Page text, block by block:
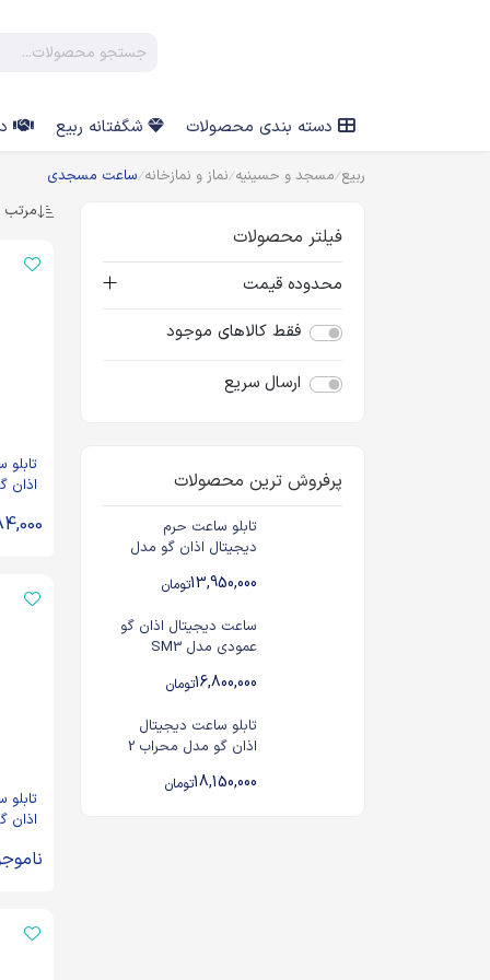
دسته بندی محصولات شگفتانه ربیع
ربیع مسجد و حسینیه نماز و نمازخانه ساعت مسجدی
فیلتر محصولات
محدوده قیمت
فقط کالاهای موجود
ارسال سریع
پرفروش ترین محصولات
تابلو ساعت حرم
دیجیتال اذان گو مدل
13,950,000تومان
ساعت دیجیتال اذان گو
عمودی مدل SM3
16,800,000تومان
تابلو ساعت دیجیتال
اذان گو مدل محراب 2
18,150,000تومان
مرتب
اذان
اذان